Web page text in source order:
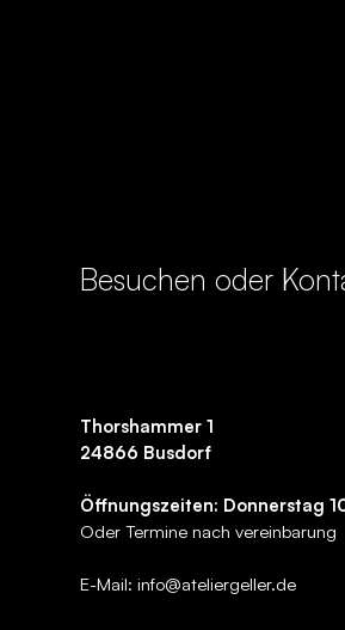
Besuchen oder
Thorshammer 1
24866 Busdorf
Öffnungszeiten: Donnerstag
Oder Termine nach vereinbarung
E-Mail:info@ateliergeller.de